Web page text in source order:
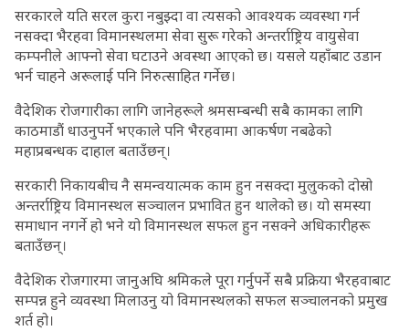
सरकारले यति सरल कुरा नबुझ्दा वा त्यसको आवश्यक व्यवस्था गर्न
नसक्दा भैरहवा विमानस्थलमा सेवा सुरू गरेको अन्तर्राष्ट्रिय वायुसेवा
कम्पनीले आफ्नो सेवा घटाउने अवस्था आएको छ। यसले यहाँबाट उडान
भर्न चाहने अरूलाई पनि निरुत्साहित गर्नेछ।
वैदेशिक रोजगारीका लागि जानेहरूले श्रमसम्बन्धी सबै कामका लागि
काठमाडौं धाउनुपर्ने भएकाले पनि भैरहवामा आकर्षण नबढेको
महाप्रबन्धक दाहाल बताउँछन्।
सरकारी निकायबीच नै समन्वयात्मक काम हुन नसक्दा मुलुकको दोस्रो
अन्तर्राष्ट्रिय विमानस्थल सञ्चालन प्रभावित हुन थालेको छ। यो समस्या
समाधान नगर्ने हो भने यो विमानस्थल सफल हुन नसक्ने अधिकारीहरू
बताउँछन्।
वैदेशिक रोजगारमा जानुअघि श्रमिकले पूरा गर्नुपर्ने सबै प्रक्रिया भैरहवाबाट
सम्पन्न हुने व्यवस्था मिलाउनु यो विमानस्थलको सफल सञ्चालनको प्रमुख
शर्त हो।